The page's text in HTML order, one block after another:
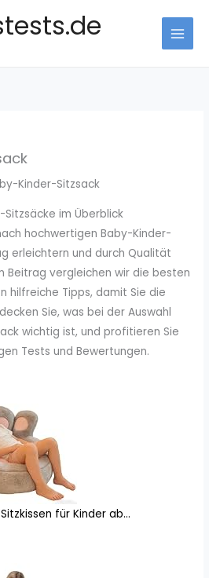
Kinder-Sitzsack
im Überblick
hochwertigen Baby-Kinder-
erleichtern und durch Qualität
Beitrag vergleichen wir die besten
hilfreiche Tipps, damit Sie die
Sie, was bei der Auswahl
wichtig ist, und profitieren Sie
Tests und Bewertungen.
für Kinder ab...